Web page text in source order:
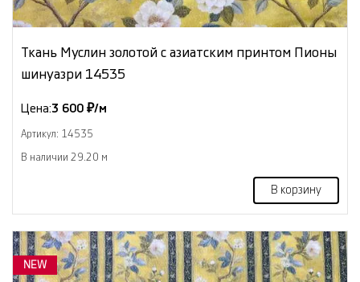
Ткань Муслин золотой с азиатским принтом Пионы
шинуазри 14535
Цена:3 600 ₽/м
Артикул: 14535
В наличии 29.20 м
В корзину
NEW